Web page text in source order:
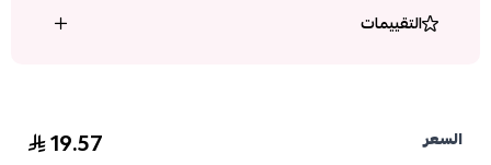
التقييمات
السعر 19.57